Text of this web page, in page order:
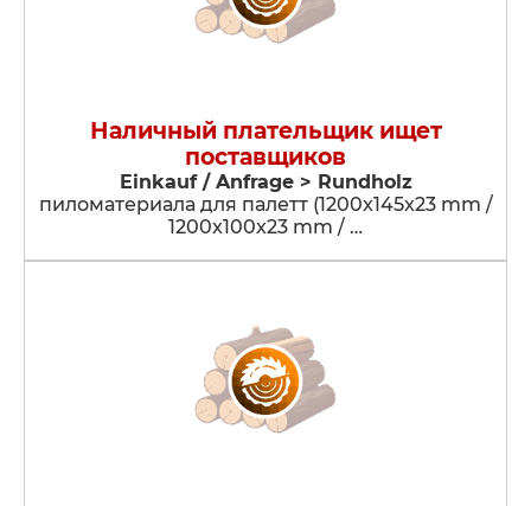
Наличный плательщик ищет
поставщиков
Einkauf / Anfrage > Rundholz
пиломатериала для палетт (1200x145x23 mm /
1200x100x23 mm / …